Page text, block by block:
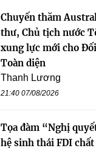
Chuyến thăm
thư, Chủ tịch nước
xung lực mới cho
Toàn diện
Thanh Lương
21:40 07/08/2026
Tọa đàm “Nghị
hệ sinh thái FDI